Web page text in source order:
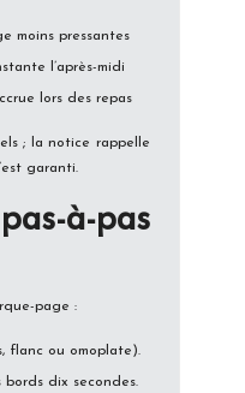
moins pressantes
l’après-midi
lors des repas
; la notice rappelle
garanti.
à-pas
page :
flanc ou omoplate).
bords dix secondes.